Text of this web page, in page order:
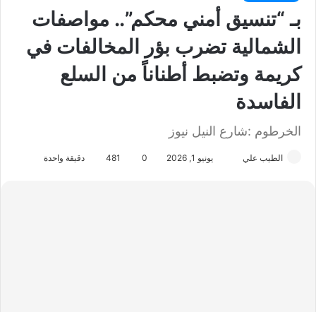
بـ “تنسيق أمني محكم”.. مواصفات
الشمالية تضرب بؤر المخالفات في
كريمة وتضبط أطناناً من السلع
الفاسدة
الخرطوم :شارع النيل نيوز
الطيب علي يونيو 1, 2026 0
481 دقيقة واحدة